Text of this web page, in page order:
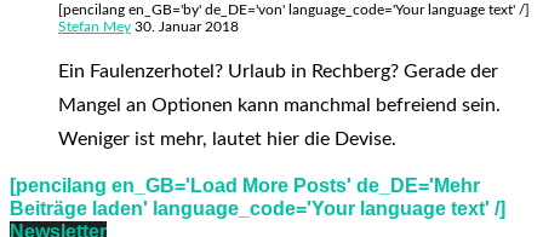
[pencilang en_GB='by' de_DE='von' language_code='Your language text' /]
Stefan Mey 30. Januar 2018
Ein Faulenzerhotel? Urlaub in Rechberg? Gerade der
Mangel an Optionen kann manchmal befreiend sein.
Weniger ist mehr, lautet hier die Devise.
[pencilang en_GB='Load More Posts' de_DE='Mehr
Beiträge laden' language_code='Your language text' /]
Newsletter